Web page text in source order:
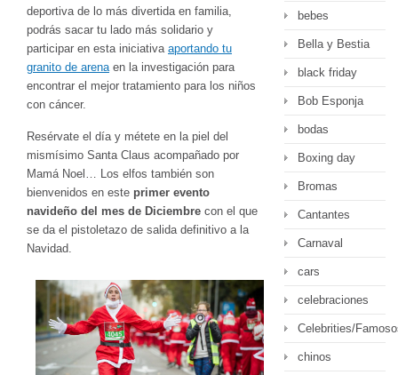
deportiva de lo más divertida en familia,
podrás sacar tu lado más solidario y
participar en esta iniciativa aportando tu
granito de arena en la investigación para
encontrar el mejor tratamiento para los niños
con cáncer.
Resérvate el día y métete en la piel del
mismísimo Santa Claus acompañado por
Mamá Noel… Los elfos también son
bienvenidos en este primer evento
navideño del mes de Diciembre con el que
se da el pistoletazo de salida definitivo a la
Navidad.
bebes
Bella y Bestia
black friday
Bob Esponja
bodas
Boxing day
Bromas
Cantantes
Carnaval
cars
celebraciones
Celebrities/
chinos